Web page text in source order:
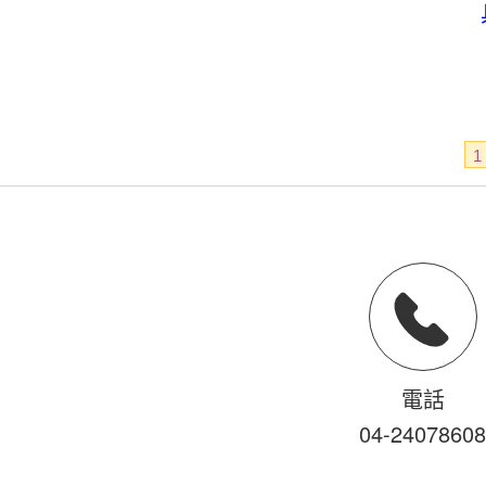
1
電話
04-24078608